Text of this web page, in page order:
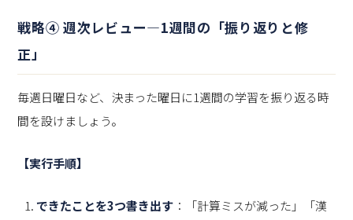
戦略④ 週次レビュー—1週間の「振り返りと修
正」
毎週日曜日など、決まった曜日に1週間の学習を振り返る時
間を設けましょう。
【実行手順】
できたことを3つ書き出す ：「計算ミスが減った」「漢